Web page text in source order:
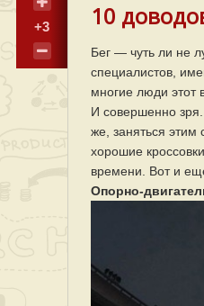
+3 10
Бег — чуть ли не
специалистов,
многие люди этот
И совершенно
же, заняться этим
хорошие
времени. Вот и
Опорно-